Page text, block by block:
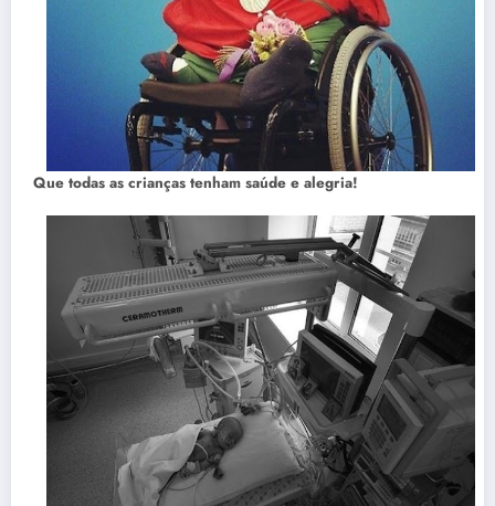
Que todas as crianças tenham saúde e alegria!